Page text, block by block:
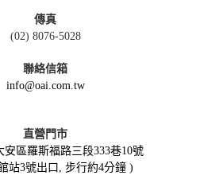
傳真
(02) 8076-5028
聯絡信箱
info@oai.com.tw
直營門市
安區羅斯福路三段333巷10號
站3號出口, 步行約4分鐘 )